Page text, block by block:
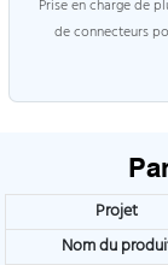
Prise en charge de
de connecteurs
Projet
Nom du